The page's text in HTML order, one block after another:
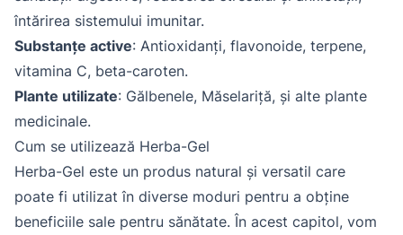
întărirea sistemului imunitar.
Substanțe active: Antioxidanți, flavonoide, terpene,
vitamina C, beta-caroten.
Plante utilizate: Gălbenele, Măselariță, și alte plante
medicinale.
Cum se utilizează Herba-Gel
Herba-Gel este un produs natural și versatil care
poate fi utilizat în diverse moduri pentru a obține
beneficiile sale pentru sănătate. În acest capitol, vom